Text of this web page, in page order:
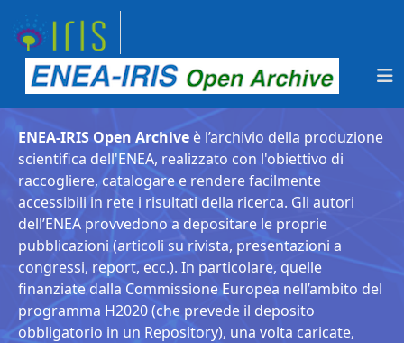
ENEA-IRIS Open Archive è l’archivio della produzione
scientifica dell'ENEA, realizzato con l'obiettivo di
raccogliere, catalogare e rendere facilmente
accessibili in rete i risultati della ricerca. Gli autori
dell’ENEA provvedono a depositare le proprie
pubblicazioni (articoli su rivista, presentazioni a
congressi, report, ecc.). In particolare, quelle
finanziate dalla Commissione Europea nell’ambito del
programma H2020 (che prevede il deposito
obbligatorio in un Repository), una volta caricate,